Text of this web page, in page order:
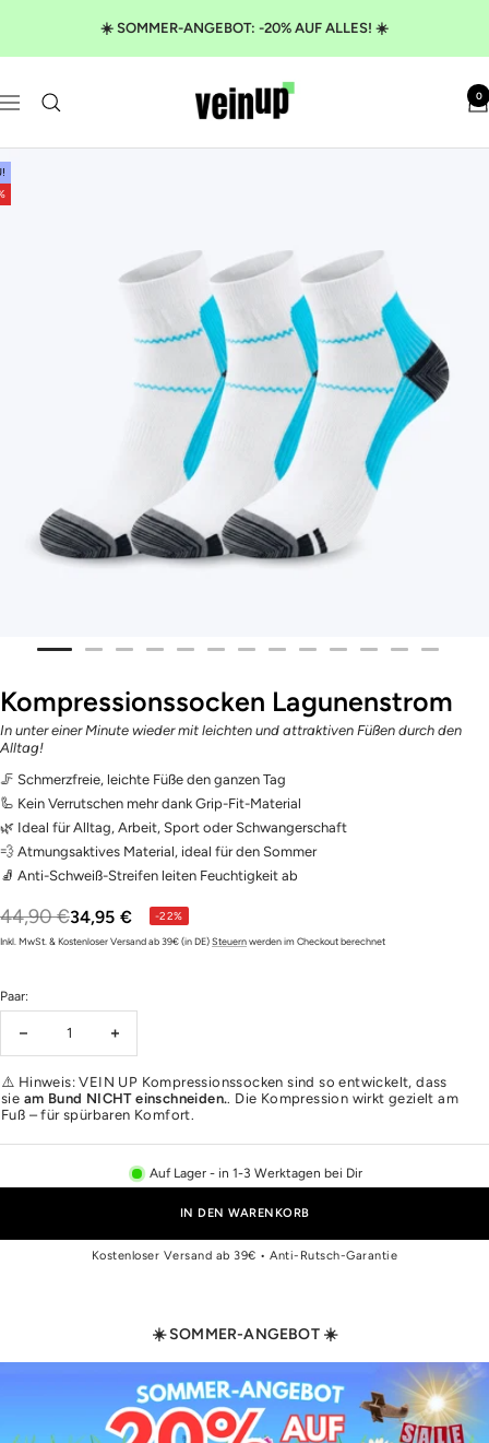
Inhalt
☀️ SOMMER-ANGEBOT: -20% AUF ALLES! ☀️
Navigation
VeinUp 0
1
gehen
3
gehen
4
gehen
5
gehen
6
gehen
7
gehen
8
gehen
9
gehen
10
gehen
11
gehen
12
gehen
13
gehen
14
gehen
Kompressionssocken Lagunenstrom
In unter einer Minute wieder mit leichten und attraktiven Füßen durch den
Alltag!
🦵 Schmerzfreie, leichte Füße den ganzen Tag
🦾 Kein Verrutschen mehr dank Grip-Fit-Material
🌿 Ideal für Alltag, Arbeit, Sport oder Schwangerschaft
💨 Atmungsaktives Material, ideal für den Sommer
🧦 Anti-Schweiß-Streifen leiten Feuchtigkeit ab
Regulärer
Preis
44,90 €Angebotspreis
34,95 € -22%
Inkl. MwSt. & Kostenloser Versand ab 39€ (in DE)Steuernwerden im Checkout berechnet
Paar:
Menge
⚠️ Hinweis: VEIN UP Kompressionssocken sind so entwickelt, dass
sie am Bund NICHT einschneiden.. Die Kompression wirkt gezielt am
Fuß – für spürbaren Komfort.
Auf Lager - in 1-3 Werktagen bei Dir
IN DEN WARENKORB
Kostenloser Versand ab 39€ • Anti-Rutsch-Garantie
☀️ SOMMER-ANGEBOT ☀️